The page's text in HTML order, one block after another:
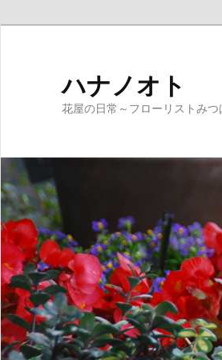
ハナノオト
花屋の日常～フローリストみつ